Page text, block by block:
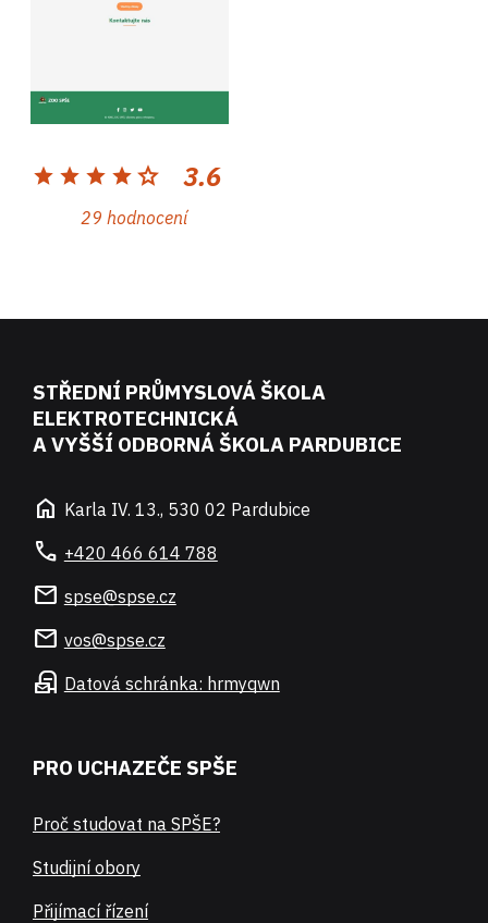
star star star starstar 3.6
29 hodnocení
STŘEDNÍ PRŮMYSLOVÁ ŠKOLA
ELEKTROTECHNICKÁ
A VYŠŠÍ ODBORNÁ ŠKOLA PARDUBICE
home Karla IV. 13., 530 02 Pardubice
call +420 466 614 788
mail spse@spse.cz
mail vos@spse.cz
local_post_office Datová schránka: hrmyqwn
PRO UCHAZEČE SPŠE
Proč studovat na SPŠE?
Studijní obory
Přijímací řízení